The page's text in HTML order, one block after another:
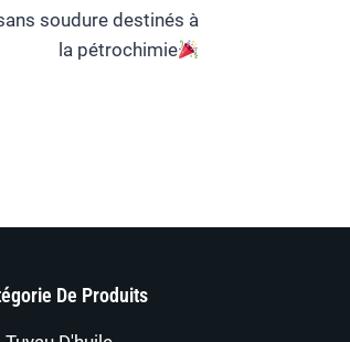
soudure destinés à
la pétrochimie
De Produits